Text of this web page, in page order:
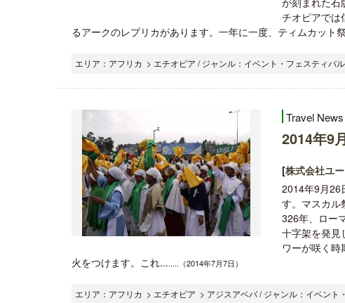
チオピアでは
るアークのレプリカがあります。一年に一度、ティムカット
エリア：アフリカ > エチオピア / ジャンル：イベント・フェスティバ
Travel News
2014年9
[株式会社ユ
2014年9月26
す。マスカル
326年、ロー
十字架を発見
ワーが咲く時
火をつけます。これ........（2014年7月7日）
エリア：アフリカ > エチオピア > アジスアベバ / ジャンル：イベント
入のお